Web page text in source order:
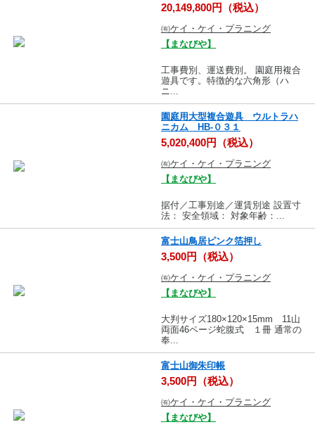
20,149,800円（税込）
㈲ケイ・ケイ・プラニング
【まなびや】
工事費別、運送費別。 園庭用複合
遊具です。特徴的な六角形（ハ
ニ...
園庭用大型複合遊具 ウルトラハ
ニカム HB-０３１
5,020,400円（税込）
㈲ケイ・ケイ・プラニング
【まなびや】
据付／工事別途／運賃別途 設置寸
法： 安全領域： 対象年齢：...
富士山鳥居ピンク箔押し
3,500円（税込）
㈲ケイ・ケイ・プラニング
【まなびや】
大判サイズ180×120×15mm 11山
両面46ページ蛇腹式 １冊 通常の
奉...
富士山御朱印帳
3,500円（税込）
㈲ケイ・ケイ・プラニング
【まなびや】